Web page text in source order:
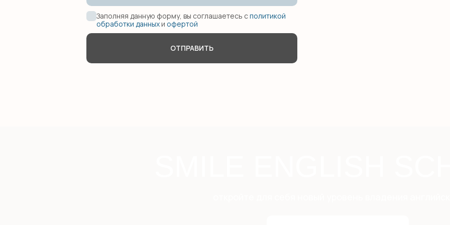
Заполняя данную форму, вы соглашаетесь сполитикой
обработки данныхи офертой
ОТПРАВИТЬ